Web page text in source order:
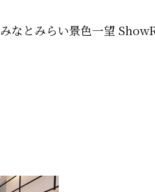
みなとみらい景色一望